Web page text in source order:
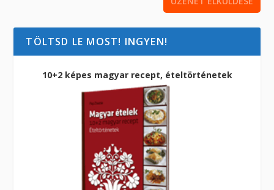
TÖLTSD LE MOST! INGYEN!
10+2 képes magyar recept, ételtörténetek